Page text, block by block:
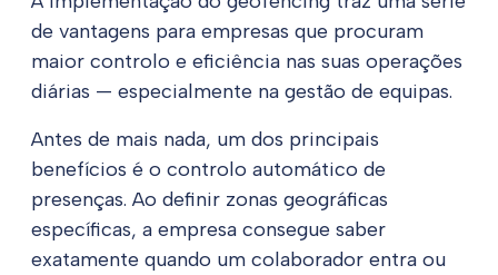
de vantagens para empresas que procuram
maior controlo e eficiência nas suas operações
diárias — especialmente na gestão de equipas.
Antes de mais nada, um dos principais
benefícios é o controlo automático de
presenças. Ao definir zonas geográficas
específicas, a empresa consegue saber
exatamente quando um colaborador entra ou